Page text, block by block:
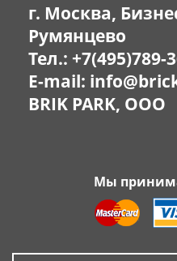
г. Москва,
Румянцево
Тел.: +7(495)789-
E-mail:
BRIK PARK, OOO
Мы